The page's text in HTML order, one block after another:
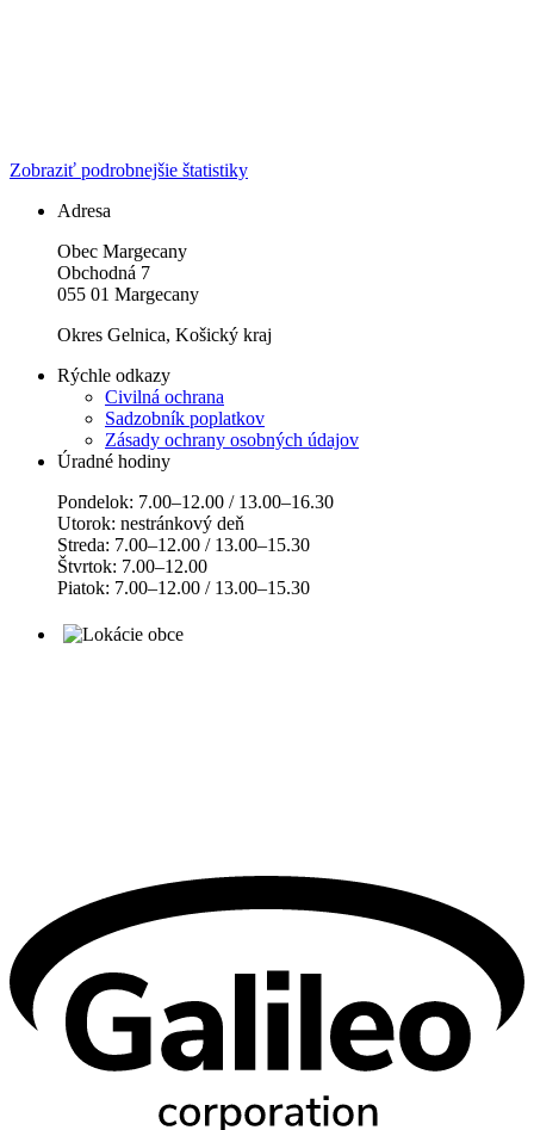
Zobraziť podrobnejšie štatistiky
Adresa
Obec Margecany
Obchodná 7
055 01 Margecany
Okres Gelnica, Košický kraj
Rýchle odkazy
Civilná ochrana
Sadzobník poplatkov
Zásady ochrany osobných údajov
Úradné hodiny
Pondelok: 7.00–12.00 / 13.00–16.30
Utorok: nestránkový deň
Streda: 7.00–12.00 / 13.00–15.30
Štvrtok: 7.00–12.00
Piatok: 7.00–12.00 / 13.00–15.30